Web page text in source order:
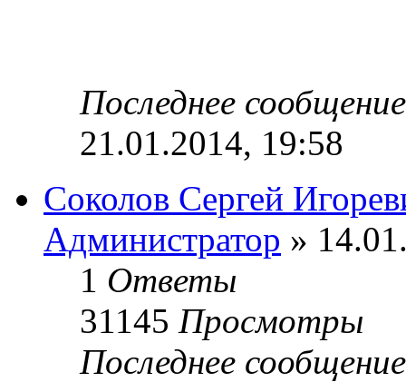
Последнее
21.01.2014, 19:58
Соколов Сергей
Администратор »
1 Ответы
31145 Просмотры
Последнее